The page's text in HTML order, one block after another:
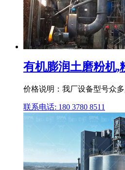
有机膨润土磨粉机,
价格说明：我厂设备型号众
联系电话: 180 3780 8511